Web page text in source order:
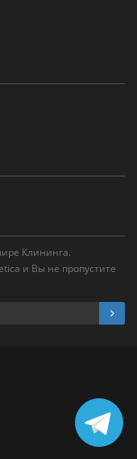
Клининга.
и Вы не пропустите